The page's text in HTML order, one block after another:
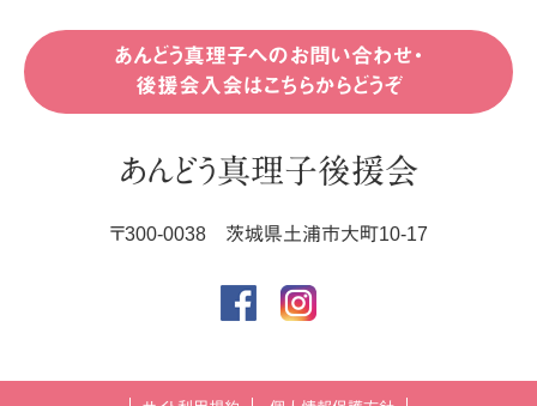
あんどう真理子へのお問い合わせ・
後援会入会はこちらからどうぞ
あんどう真理子後援会
〒300-0038 茨城県土浦市大町10-17